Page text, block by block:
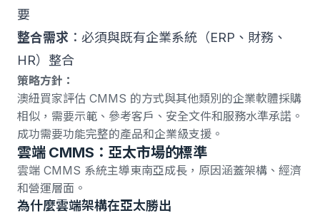
要
整合需求 ：必須與既有企業系統（ERP、財務、
HR）整合
策略方針：
澳紐買家評估 CMMS 的方式與其他類別的企業軟體採購
相似，需要示範、參考客戶、安全文件和服務水準承諾。
成功需要功能完整的產品和企業級支援。
雲端 CMMS：亞太市場的標準
雲端 CMMS 系統主導東南亞成長 ，原因涵蓋架構、經濟
和營運層面。
為什麼雲端架構在亞太勝出